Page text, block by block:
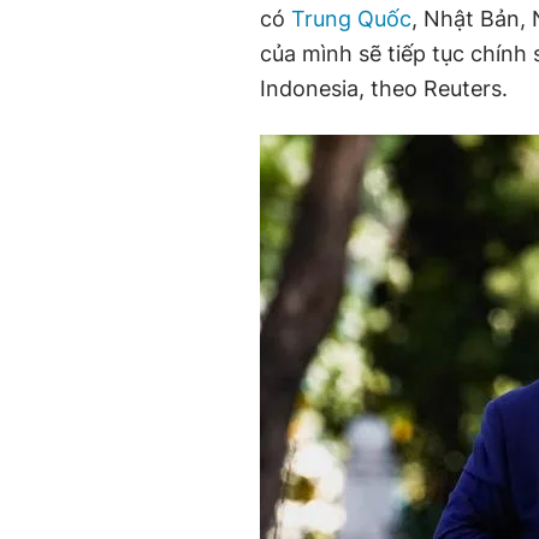
có Trung Quốc, Nhật Bản,
của mình sẽ tiếp tục chính
Indonesia, theo Reuters.